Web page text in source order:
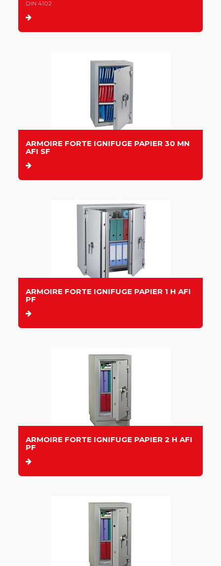
DIN 4102
ARMOIRE FORTE IGNIFUGE PAPIER 30 MN
AFI SF
ARMOIRE FORTE IGNIFUGE PAPIER 1 H AFI
PF
ARMOIRE FORTE IGNIFUGE PAPIER 2 H AFI
PF